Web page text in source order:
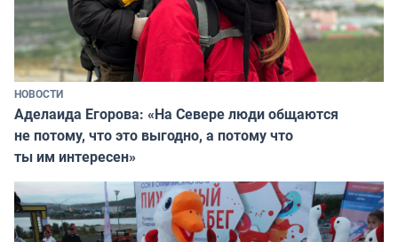
НОВОСТИ
Аделаида Егорова: «На Севере люди общаются
не потому, что это выгодно, а потому что
ты им интересен»